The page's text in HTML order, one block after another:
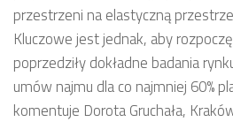
przestrzeni na elastyczną
Kluczowe jest jednak, aby
poprzedziły dokładne badania
umów najmu dla co najmniej 60%
komentuje Dorota Gruchała,